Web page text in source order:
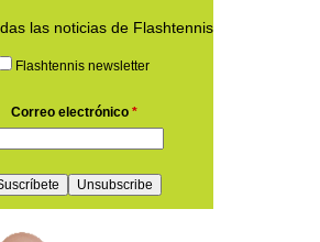
las noticias de Flashtennis
Flashtennis newsletter
Correo electrónico *